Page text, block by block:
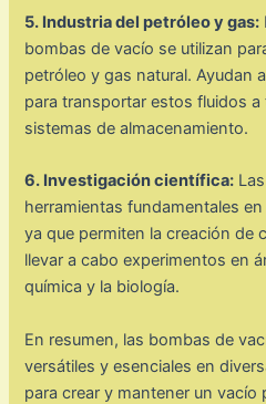
5. Industria del petróleo y gas:
bombas de vacío se utilizan
petróleo y gas natural. Ayudan
para transportar estos fluidos
sistemas de almacenamiento.
6. Investigación científica:
herramientas fundamentales
ya que permiten la creación de
llevar a cabo experimentos en
química y la biología.
En resumen, las bombas de
versátiles y esenciales en
para crear y mantener un vacío